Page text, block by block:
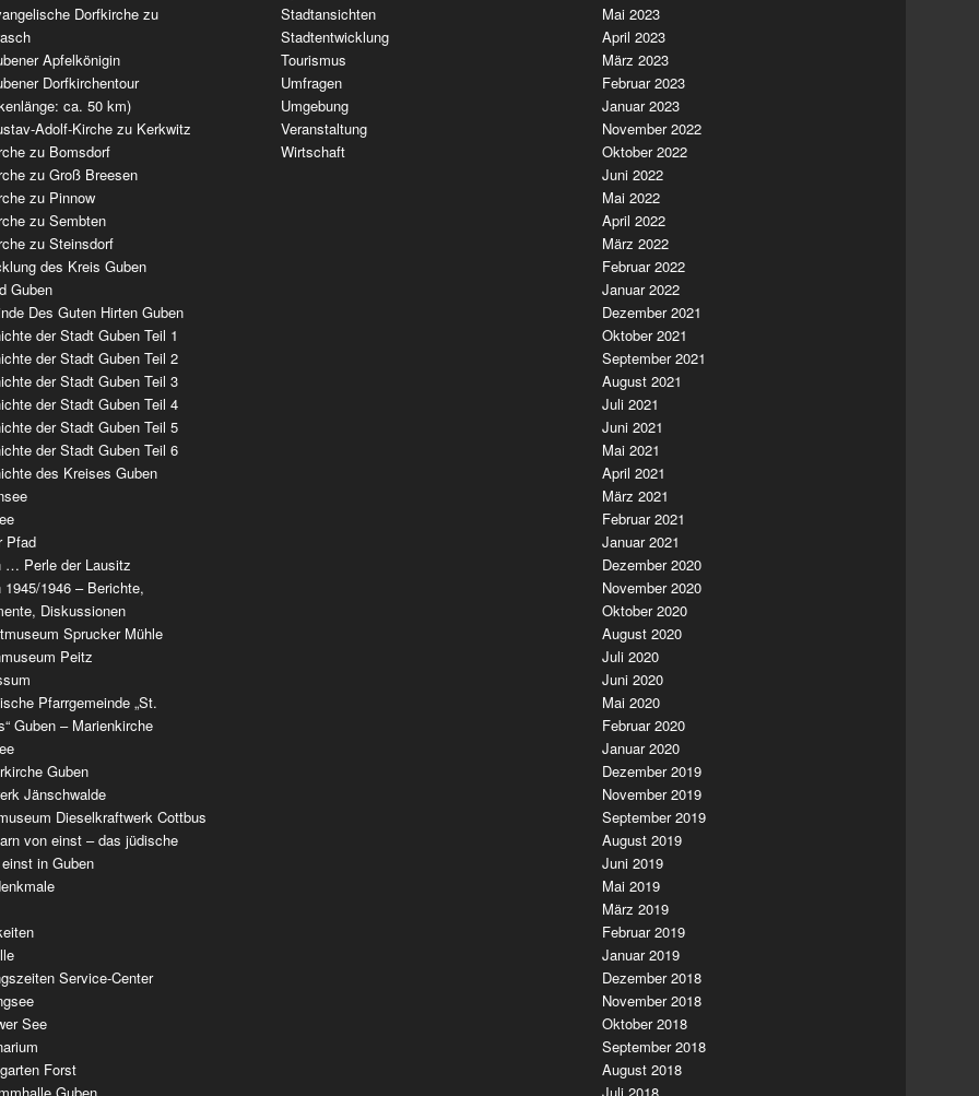
Dorfkirche zu
Apfelkönigin
Dorfkirchentour
ca. 50 km)
Adolf-Kirche zu Kerkwitz
zu Bomsdorf
zu Groß Breesen
zu Pinnow
zu Sembten
zu Steinsdorf
des Kreis Guben
Guben
Des Guten Hirten Guben
der Stadt Guben Teil 1
der Stadt Guben Teil 2
der Stadt Guben Teil 3
der Stadt Guben Teil 4
der Stadt Guben Teil 5
der Stadt Guben Teil 6
des Kreises Guben
Pfad
… Perle der Lausitz
1945/1946 – Berichte,
Diskussionen
Sprucker Mühle
Peitz
Pfarrgemeinde „St.
Guben – Marienkirche
Guben
Jänschwalde
Dieselkraftwerk Cottbus
von einst – das jüdische
in Guben
Service-Center
See
Forst
Stadtansichten
Stadtentwicklung
Tourismus
Umfragen
Umgebung
Veranstaltung
Wirtschaft
Mai 2023
April 2023
März 2023
Februar 2023
Januar 2023
November 2022
Oktober 2022
Juni 2022
Mai 2022
April 2022
März 2022
Februar 2022
Januar 2022
Dezember 2021
Oktober 2021
September 2021
August 2021
Juli 2021
Juni 2021
Mai 2021
April 2021
März 2021
Februar 2021
Januar 2021
Dezember 2020
November 2020
Oktober 2020
August 2020
Juli 2020
Juni 2020
Mai 2020
Februar 2020
Januar 2020
Dezember 2019
November 2019
September 2019
August 2019
Juni 2019
Mai 2019
März 2019
Februar 2019
Januar 2019
Dezember 2018
November 2018
Oktober 2018
September 2018
August 2018